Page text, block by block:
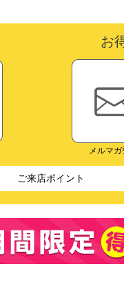
お
メルマガ
ご来店ポイント